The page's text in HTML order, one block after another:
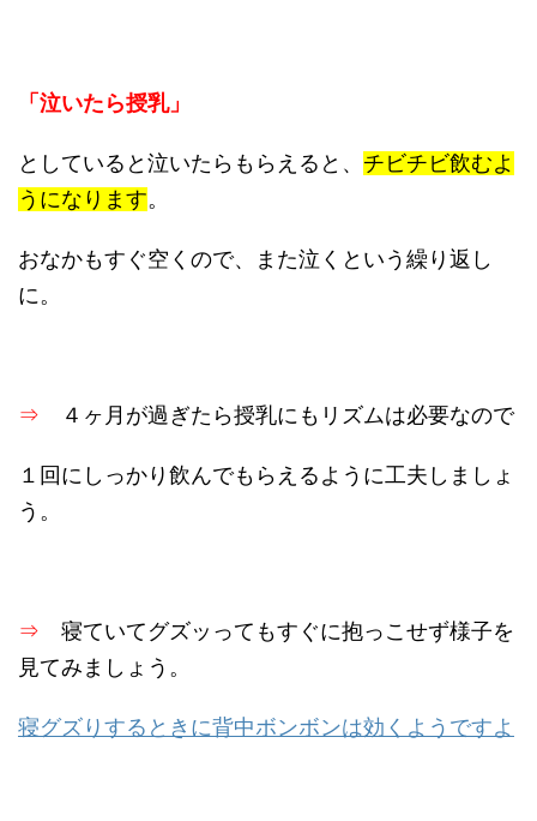
「泣いたら授乳」
としていると泣いたらもらえると、 チビチビ飲むよ
うになります。
おなかもすぐ空くので、また泣くという繰り返し
に。
⇒ ４ヶ月が過ぎたら授乳にもリズムは必要なので
１回にしっかり飲んでもらえるように工夫しましょ
う。
⇒ 寝ていてグズッってもすぐに抱っこせず様子を
見てみましょう。
寝グズりするときに背中ボンボンは効くようですよ